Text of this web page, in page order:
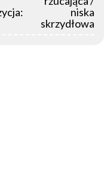
niska
skrzydłowa